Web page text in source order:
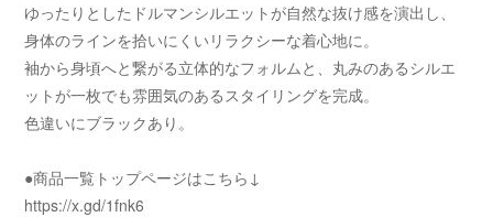
ゆったりとしたドルマンシルエットが自然な抜け感を演出し、
身体のラインを拾いにくいリラクシーな着心地に。
袖から身頃へと繋がる立体的なフォルムと、丸みのあるシルエ
ットが一枚でも雰囲気のあるスタイリングを完成。
色違いにブラックあり。
●商品一覧トップページはこちら↓
https://x.gd/1fnk6